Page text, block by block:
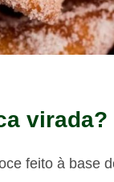
virada?
feito à base